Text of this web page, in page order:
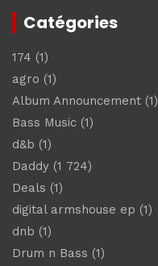
Catégories
174 (1)
agro (1)
Album Announcement (1)
Bass Music (1)
d&b (1)
Daddy (1 724)
Deals (1)
digital armshouse ep (1)
dnb (1)
Drum n Bass (1)